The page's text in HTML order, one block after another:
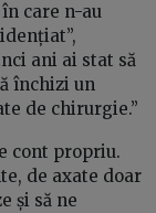
care n-au
ani ai stat să
închizi un
de chirurgie.”
cont propriu.
de axate doar
și să ne